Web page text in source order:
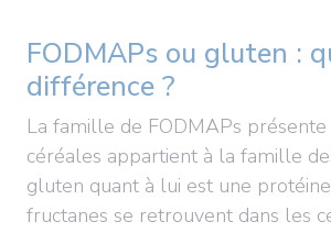
FODMAPs ou gluten :
différence ?
La famille de FODMAPs présente
céréales appartient à la famille
gluten quant à lui est une
fructanes se retrouvent dans les